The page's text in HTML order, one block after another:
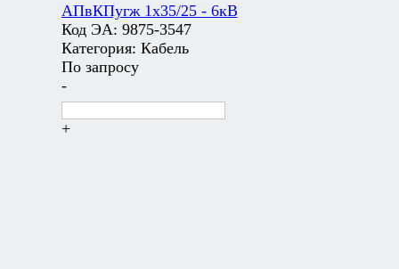
АПвКПугж 1х35/25 - 6кВ
Код ЭА: 9875-3547
Категория: Кабель
По запросу
-
+